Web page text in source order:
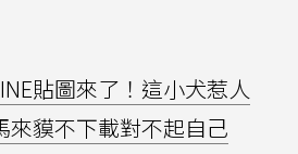
貼圖來了！這小犬惹人
來貘不下載對不起自己